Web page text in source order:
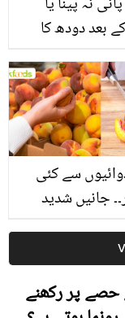
بعد دودھ کا
غلط فہمیوں کی
ہے اور افواہ
سے کئی
جانیں شدید
چاہیے؟
پر رکھنے